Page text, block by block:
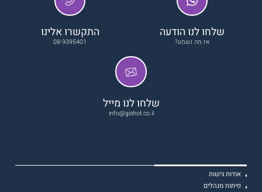
שלחו לנו הודעה
אז מה נשמע?
התקשרו אלינו
08-9395401
שלחו לנו מייל
info@gishot.co.il
אודות גישות
פיתוח מנהלים